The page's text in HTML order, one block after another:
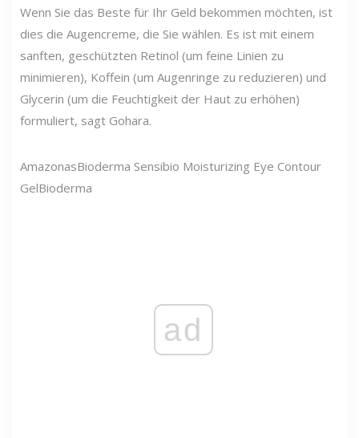
Wenn Sie das Beste für Ihr Geld bekommen möchten, ist
dies die Augencreme, die Sie wählen. Es ist mit einem
sanften, geschützten Retinol (um feine Linien zu
minimieren), Koffein (um Augenringe zu reduzieren) und
Glycerin (um die Feuchtigkeit der Haut zu erhöhen)
formuliert, sagt Gohara.
AmazonasBioderma Sensibio Moisturizing Eye Contour
GelBioderma
ad